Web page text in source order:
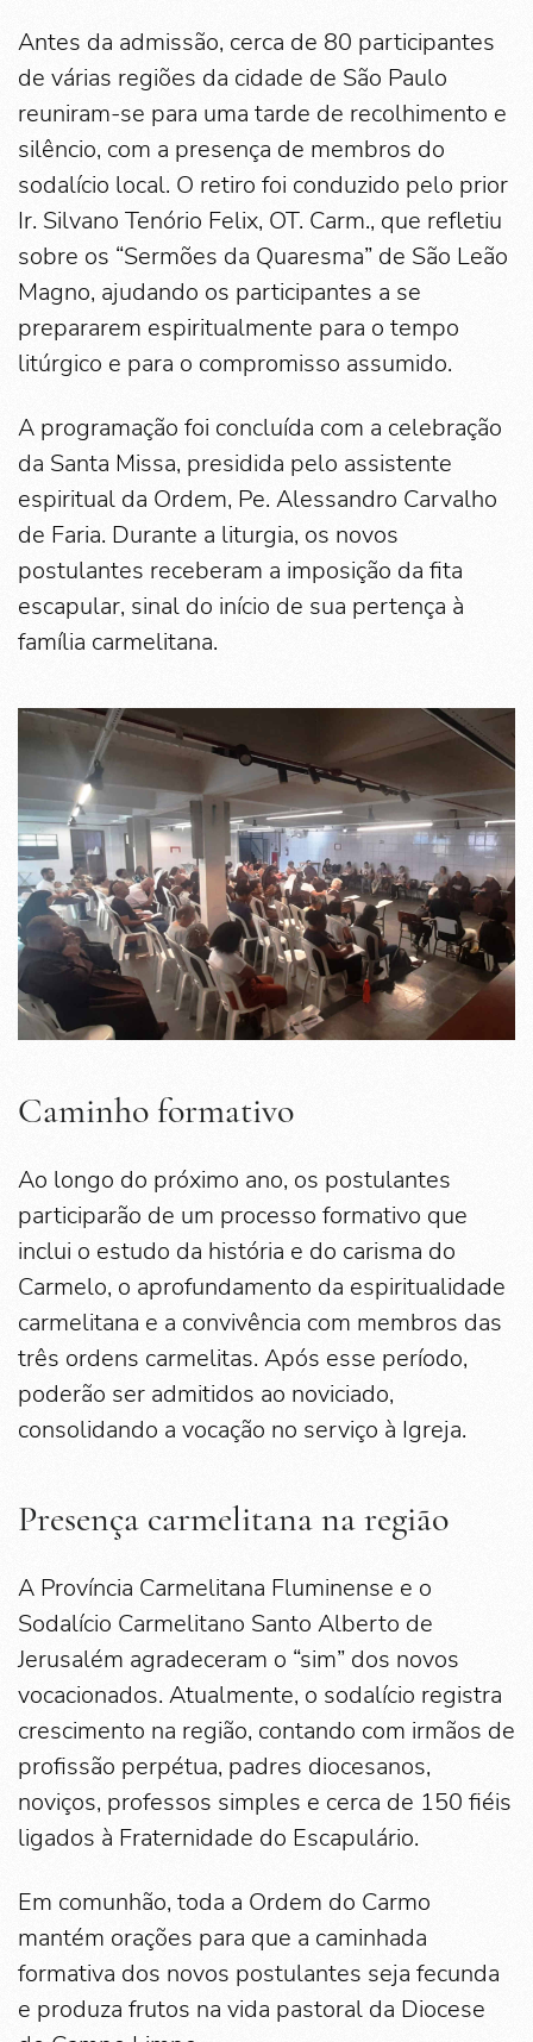
Antes da admissão, cerca de 80 participantes
de várias regiões da cidade de São Paulo
reuniram-se para uma tarde de recolhimento e
silêncio, com a presença de membros do
sodalício local. O retiro foi conduzido pelo prior
Ir. Silvano Tenório Felix, OT. Carm., que refletiu
sobre os “Sermões da Quaresma” de São Leão
Magno, ajudando os participantes a se
prepararem espiritualmente para o tempo
litúrgico e para o compromisso assumido.
A programação foi concluída com a celebração
da Santa Missa, presidida pelo assistente
espiritual da Ordem, Pe. Alessandro Carvalho
de Faria. Durante a liturgia, os novos
postulantes receberam a imposição da fita
escapular, sinal do início de sua pertença à
família carmelitana.
Caminho formativo
Ao longo do próximo ano, os postulantes
participarão de um processo formativo que
inclui o estudo da história e do carisma do
Carmelo, o aprofundamento da espiritualidade
carmelitana e a convivência com membros das
três ordens carmelitas. Após esse período,
poderão ser admitidos ao noviciado,
consolidando a vocação no serviço à Igreja.
Presença carmelitana na região
A Província Carmelitana Fluminense e o
Sodalício Carmelitano Santo Alberto de
Jerusalém agradeceram o “sim” dos novos
vocacionados. Atualmente, o sodalício registra
crescimento na região, contando com irmãos de
profissão perpétua, padres diocesanos,
noviços, professos simples e cerca de 150 fiéis
ligados à Fraternidade do Escapulário.
Em comunhão, toda a Ordem do Carmo
mantém orações para que a caminhada
formativa dos novos postulantes seja fecunda
e produza frutos na vida pastoral da Diocese